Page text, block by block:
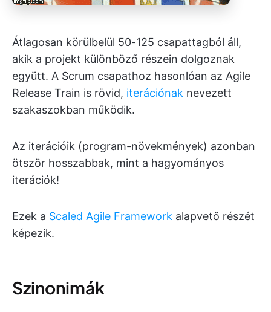
Átlagosan körülbelül 50-125 csapattagból áll,
akik a projekt különböző részein dolgoznak
együtt. A Scrum csapathoz hasonlóan az Agile
Release Train is rövid, iterációnak nevezett
szakaszokban működik.
Az iterációik (program-növekmények) azonban
ötször hosszabbak, mint a hagyományos
iterációk!
Ezek a Scaled Agile Framework alapvető részét
képezik.
Szinonimák